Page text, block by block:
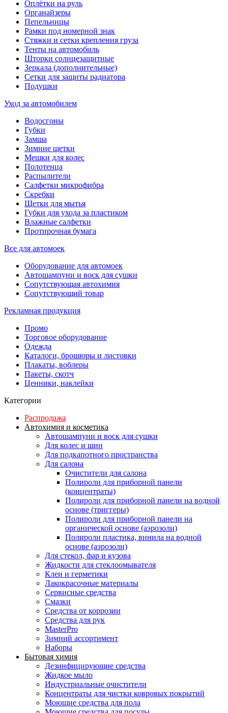
Оплётки на руль
Органайзеры
Пепельницы
Рамки под номерной знак
Стяжки и сетки крепления груза
Тенты на автомобиль
Шторки солнцезащитные
Зеркала (дополнительные)
Сетки для защиты радиатора
Подушки
Уход за автомобилем
Водосгоны
Губки
Замша
Зимние щетки
Мешки для колес
Полотенца
Распылители
Салфетки микрофибра
Скребки
Щетки для мытья
Губки для ухода за пластиком
Влажные салфетки
Протирочная бумага
Все для автомоек
Оборудование для автомоек
Автошампуни и воск для сушки
Сопутствующая автохимия
Сопутствующий товар
Рекламная продукция
Промо
Торговое оборудование
Одежда
Каталоги, брошюры и листовки
Плакаты, воблеры
Пакеты, скотч
Ценники, наклейки
Категории
Распродажа
Автохимия и косметика
Автошампуни и воск для сушки
Для колес и шин
Для подкапотного пространства
Для салона
Очистители для салона
Полироли для приборной панели
(концентраты)
Полироли для приборной панели на водной
основе (триггеры)
Полироли для приборной панели на
органической основе (аэрозоли)
Полироли пластика, винила на водной
основе (аэрозоли)
Для стекол, фар и кузова
Жидкости для стеклоомывателя
Клеи и герметики
Лакокрасочные материалы
Сервисные средства
Смазки
Средства от коррозии
Средства для рук
MasterPro
Зимний ассортимент
Наборы
Бытовая химия
Дезинфицирующие средства
Жидкое мыло
Индустриальные очистители
Концентраты для чистки ковровых покрытий
Моющие средства для пола